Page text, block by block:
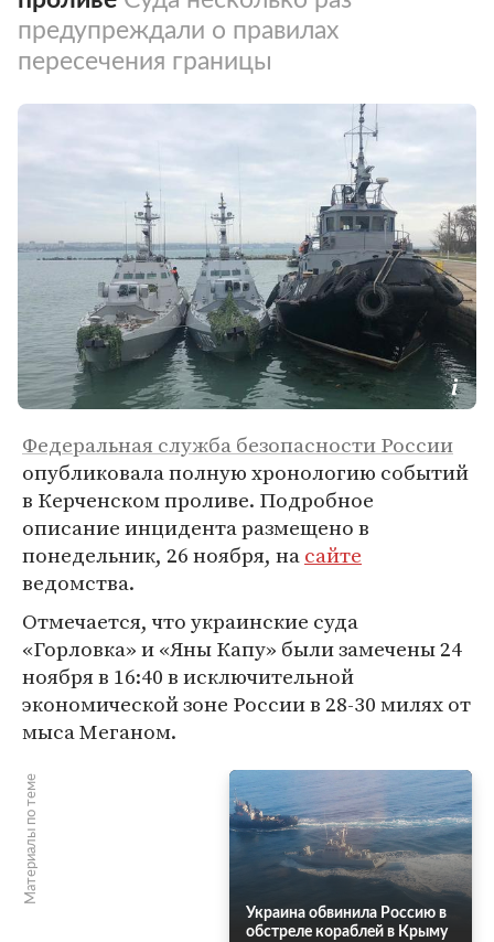
предупреждали о правилах
пересечения границы
Федеральная служба безопасности России
опубликовала полную хронологию событий
в Керченском проливе. Подробное
описание инцидента размещено в
понедельник, 26 ноября, насайте
ведомства.
Отмечается, что украинские суда
«Горловка» и «Яны Капу» были замечены 24
ноября в 16:40 в исключительной
экономической зоне России в 28-30 милях от
мыса Меганом.
Материалы по теме
Украина обвинила Россию в
обстреле кораблей в Крыму